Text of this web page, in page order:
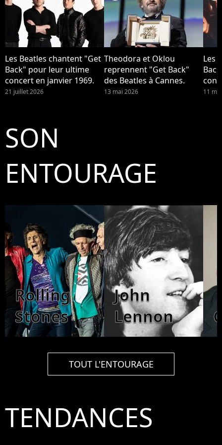
Les Beatles chantent "Get
Back" pour leur ultime
concert en janvier 1969.
21 juillet 2026
Theodora et Oklou
reprennent "Get Back"
des Beatles à Cannes.
13 mai 2026
Les
11
SON
ENTOURAGE
Rolling
Stones
John
Lennon
TOUT L'ENTOURAGE
TENDANCES